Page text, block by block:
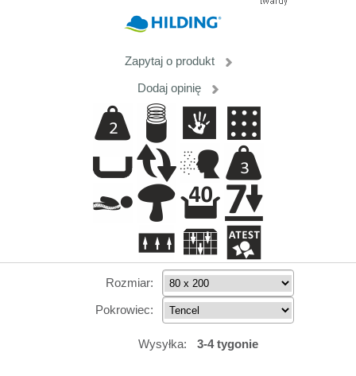
Zapytaj o produkt
Dodaj opinię
Rozmiar:
Pokrowiec:
Wysyłka: 3-4 tygonie